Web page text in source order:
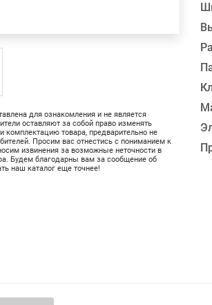
для ознакомления и не является
оставляют за собой право изменять
комплектацию товара, предварительно не
Просим вас отнестись с пониманием к
извинения за возможные неточности в
Будем благодарны вам за сообщение об
наш каталог еще точнее!